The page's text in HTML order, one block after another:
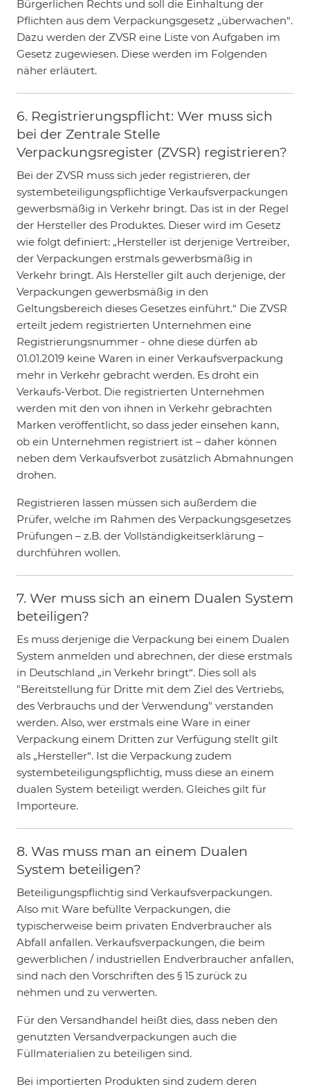
Bürgerlichen Rechts und soll die Einhaltung der
Pflichten aus dem Verpackungsgesetz „überwachen“.
Dazu werden der ZVSR eine Liste von Aufgaben im
Gesetz zugewiesen. Diese werden im Folgenden
näher erläutert.
6. Registrierungspflicht: Wer muss sich
bei der Zentrale Stelle
Verpackungsregister (ZVSR) registrieren?
Bei der ZVSR muss sich jeder registrieren, der
systembeteiligungspflichtige Verkaufsverpackungen
gewerbsmäßig in Verkehr bringt. Das ist in der Regel
der Hersteller des Produktes. Dieser wird im Gesetz
wie folgt definiert: „Hersteller ist derjenige Vertreiber,
der Verpackungen erstmals gewerbsmäßig in
Verkehr bringt. Als Hersteller gilt auch derjenige, der
Verpackungen gewerbsmäßig in den
Geltungsbereich dieses Gesetzes einführt.“ Die ZVSR
erteilt jedem registrierten Unternehmen eine
Registrierungsnummer - ohne diese dürfen ab
01.01.2019 keine Waren in einer Verkaufsverpackung
mehr in Verkehr gebracht werden. Es droht ein
Verkaufs-Verbot. Die registrierten Unternehmen
werden mit den von ihnen in Verkehr gebrachten
Marken veröffentlicht, so dass jeder einsehen kann,
ob ein Unternehmen registriert ist – daher können
neben dem Verkaufsverbot zusätzlich Abmahnungen
drohen.
Registrieren lassen müssen sich außerdem die
Prüfer, welche im Rahmen des Verpackungsgesetzes
Prüfungen – z.B. der Vollständigkeitserklärung –
durchführen wollen.
7. Wer muss sich an einem Dualen System
beteiligen?
Es muss derjenige die Verpackung bei einem Dualen
System anmelden und abrechnen, der diese erstmals
in Deutschland „in Verkehr bringt“. Dies soll als
"Bereitstellung für Dritte mit dem Ziel des Vertriebs,
des Verbrauchs und der Verwendung" verstanden
werden. Also, wer erstmals eine Ware in einer
Verpackung einem Dritten zur Verfügung stellt gilt
als „Hersteller“. Ist die Verpackung zudem
systembeteiligungspflichtig, muss diese an einem
dualen System beteiligt werden. Gleiches gilt für
Importeure.
8. Was muss man an einem Dualen
System beteiligen?
Beteiligungspflichtig sind Verkaufsverpackungen.
Also mit Ware befüllte Verpackungen, die
typischerweise beim privaten Endverbraucher als
Abfall anfallen. Verkaufsverpackungen, die beim
gewerblichen / industriellen Endverbraucher anfallen,
sind nach den Vorschriften des § 15 zurück zu
nehmen und zu verwerten.
Für den Versandhandel heißt dies, dass neben den
genutzten Versandverpackungen auch die
Füllmaterialien zu beteiligen sind.
Bei importierten Produkten sind zudem deren